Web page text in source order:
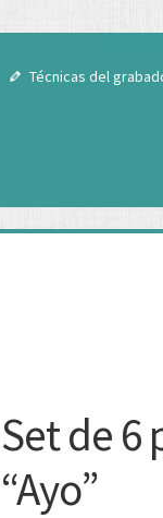
Técnicas del
Set de 6
“Ayo”